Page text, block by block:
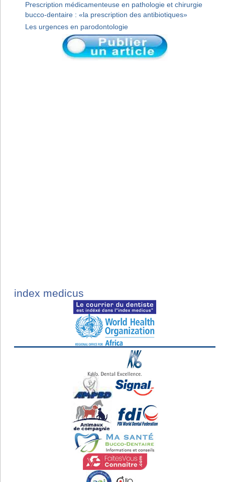
Prescription médicamenteuse en pathologie et chirurgie
bucco-dentaire : «la prescription des antibiotiques»
Les urgences en parodontologie
index medicus